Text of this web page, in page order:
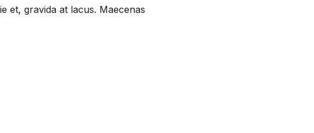
et, gravida at lacus. Maecenas